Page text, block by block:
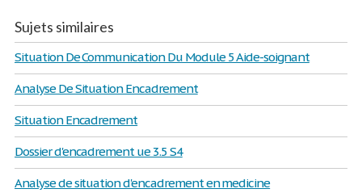
Sujets similaires
Situation De Communication Du Module 5 Aide-soignant
Analyse De Situation Encadrement
Situation Encadrement
Dossier d'encadrement ue 3.5 S4
Analyse de situation d'encadrement en medicine